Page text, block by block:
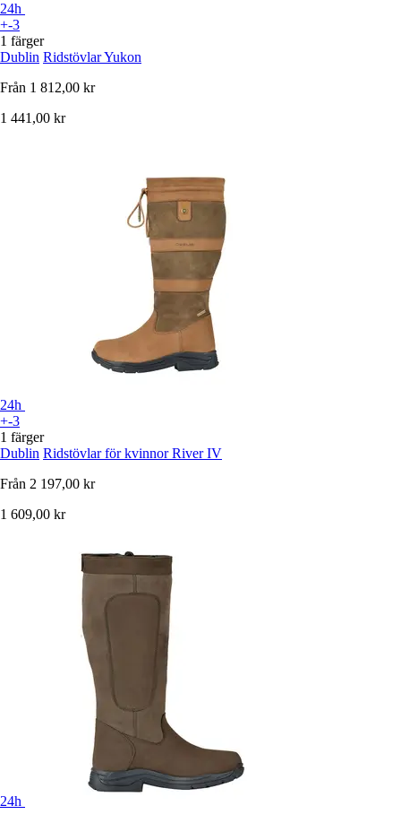
24h
+-3
1 färger
Dublin Ridstövlar Yukon
Från 1 812,00 kr
1 441,00 kr
24h
+-3
1 färger
Dublin Ridstövlar för kvinnor River IV
Från 2 197,00 kr
1 609,00 kr
24h